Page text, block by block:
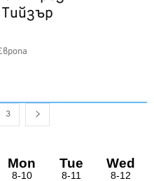
3